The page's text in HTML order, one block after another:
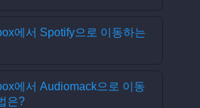
에서 Spotify으로 이동하는
에서 Audiomack으로 이동
은?